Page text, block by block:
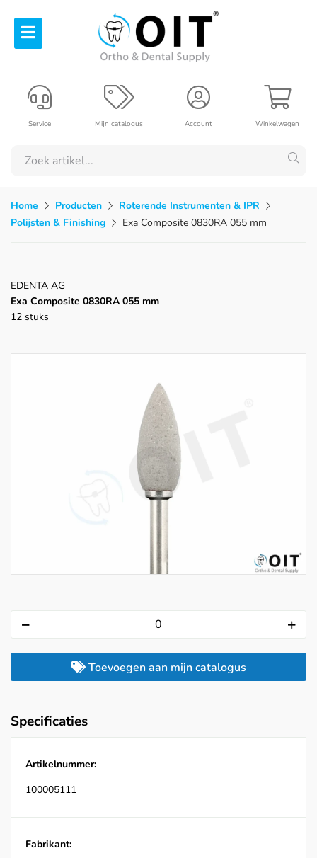
Winkelwagen
Account
Mijn catalogus
Service
Home Producten
Roterende Instrumenten & IPR
Polijsten & Finishing
Exa Composite 0830RA 055 mm
EDENTA AG
Exa Composite 0830RA 055 mm
12 stuks
Toevoegen aan mijn catalogus
Specificaties
Artikelnummer:
100005111
Fabrikant: